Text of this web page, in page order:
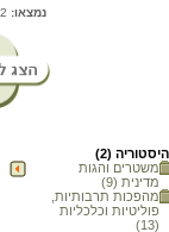
נמצאו:
היסטוריה (2)
משטרים והגות
מדינית (9)
מהפכות תרבותיות,
פוליטיות וכלכליות
(13)